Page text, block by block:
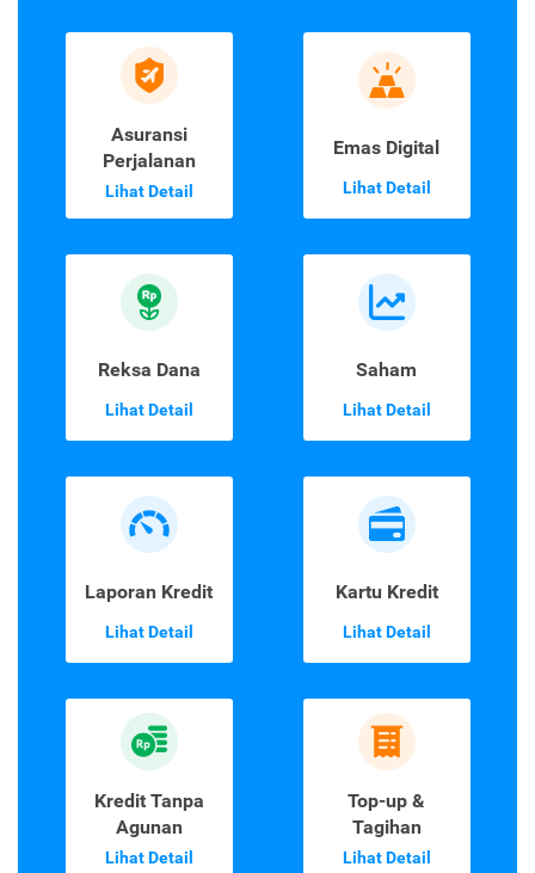
Asuransi
Perjalanan
Lihat Detail
Emas Digital
Lihat Detail
Reksa Dana
Lihat Detail
Saham
Lihat Detail
Laporan Kredit
Lihat Detail
Kartu Kredit
Lihat Detail
Kredit Tanpa
Agunan
Lihat Detail
Top-up &
Tagihan
Lihat Detail